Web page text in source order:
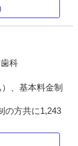
科
、基本料金制
の方共に1,243